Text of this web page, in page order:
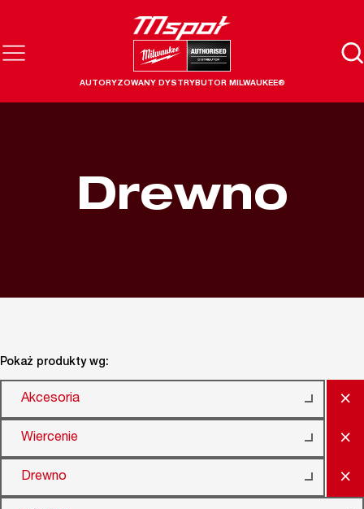
AUTORYZOWANY DYSTRYBUTOR MILWAUKEE®
Drewno
Pokaż produkty wg:
Akcesoria ×
Wiercenie ×
Drewno ×